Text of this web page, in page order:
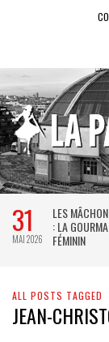
31
MAI 2026
LES
: LA
FÉMININ
ALL POSTS TAGGED
JEAN-